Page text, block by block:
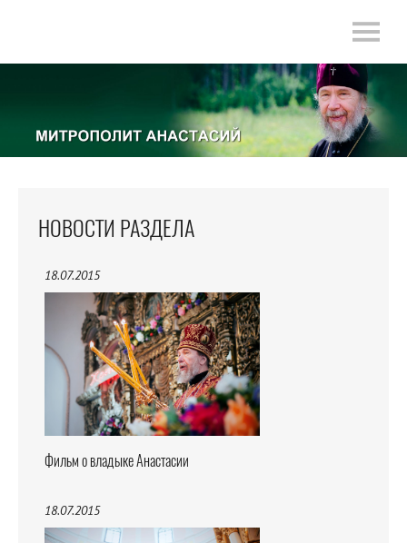
НОВОСТИ РАЗДЕЛА
18.07.2015
Фильм о владыке Анастасии
18.07.2015